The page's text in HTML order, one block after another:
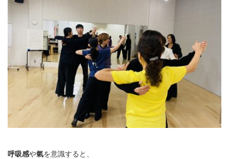
呼吸感や氣を意識すると、